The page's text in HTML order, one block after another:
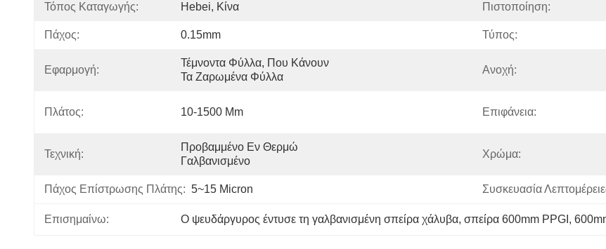
Τόπος Καταγωγής: Hebei, Κίνα Πιστοποίηση:
Πάχος: 0.15mm Τύπος:
Εφαρμογή:
Τέμνοντα Φύλλα, Που Κάνουν
Τα Ζαρωμένα Φύλλα
Ανοχή:
Πλάτος: 10-1500 Mm Επιφάνεια:
Τεχνική:
Προβαμμένο Εν Θερμώ
Γαλβανισμένο
Χρώμα:
Πάχος Επίστρωσης Πλάτης: 5~15 Micron Συσκευασία
Επισημαίνω: Ο ψευδάργυρος έντυσε τη γαλβανισμένη σπείρα χάλυβα, σπείρα 600mm PPGI ,